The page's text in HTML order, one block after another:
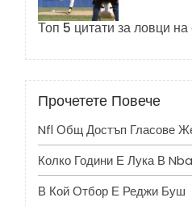
Топ 5 цитати за ловци
Прочетете Повече
Nfl Общ Достъп Гласове
Колко Години Е Лука В Nba
В Кой Отбор Е Реджи Буш